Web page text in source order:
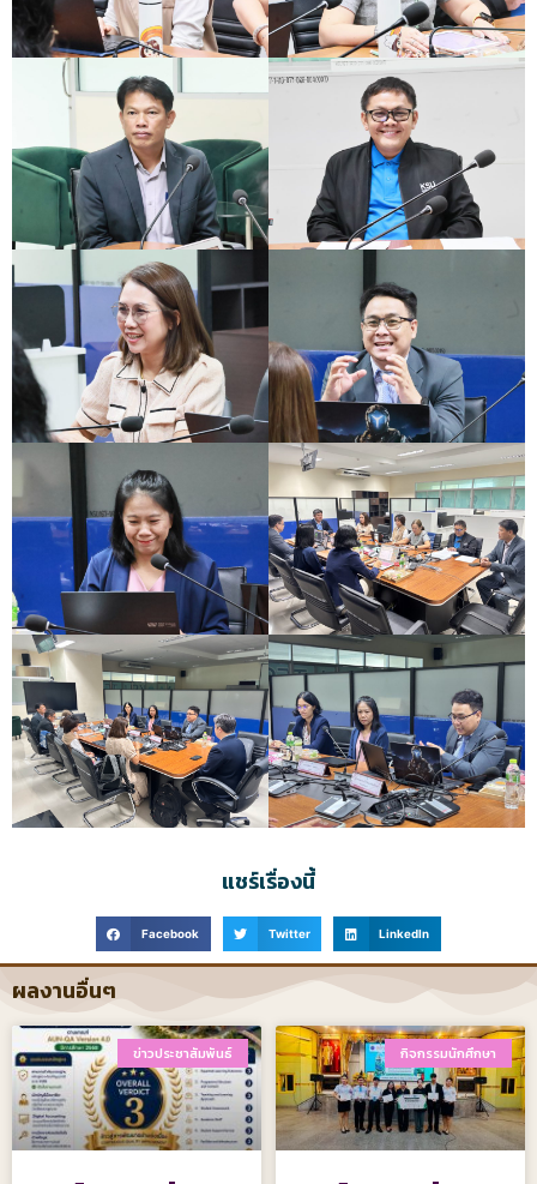
แชร์เรื่องนี้
Facebook Twitter LinkedIn
ผลงานอื่นๆ
ข่าวประชาสัมพันธ์ กิจกรรมนักศึกษา